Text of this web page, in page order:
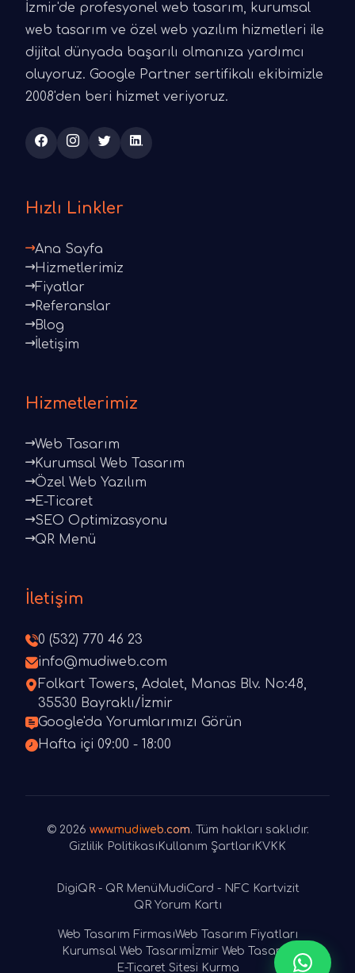
İzmir'de profesyonel web tasarım, kurumsal
web tasarım ve özel web yazılım hizmetleri ile
dijital dünyada başarılı olmanıza yardımcı
oluyoruz. Google Partner sertifikalı ekibimizle
2008'den beri hizmet veriyoruz.
Hızlı Linkler
Ana Sayfa
Hizmetlerimiz
Fiyatlar
Referanslar
Blog
İletişim
Hizmetlerimiz
Web Tasarım
Kurumsal Web Tasarım
Özel Web Yazılım
E-Ticaret
SEO Optimizasyonu
QR Menü
İletişim
0 (532) 770 46 23
info@mudiweb.com
Folkart Towers, Adalet, Manas Blv. No:48,
35530 Bayraklı/İzmir
Google'da Yorumlarımızı Görün
Hafta içi 09:00 - 18:00
© 2026 www.mudiweb.com. Tüm hakları saklıdır.
Gizlilik Politikası Kullanım Şartları KVKK
DigiQR - QR Menü MudiCard - NFC Kartvizit
QR Yorum Kartı
Web Tasarım FirmasıWeb Tasarım Fiyatları
Kurumsal Web Tasarım İzmir Web Tasarım
E-Ticaret Sitesi Kurma